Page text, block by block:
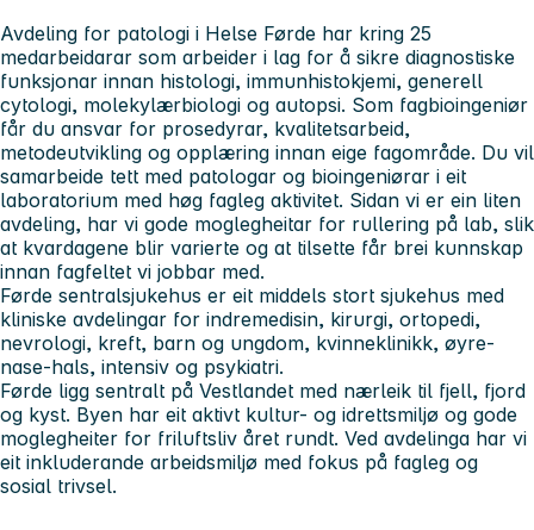
Avdeling for patologi i Helse Førde har kring 25
medarbeidarar som arbeider i lag for å sikre diagnostiske
funksjonar innan histologi, immunhistokjemi, generell
cytologi, molekylærbiologi og autopsi. Som fagbioingeniør
får du ansvar for prosedyrar, kvalitetsarbeid,
metodeutvikling og opplæring innan eige fagområde. Du vil
samarbeide tett med patologar og bioingeniørar i eit
laboratorium med høg fagleg aktivitet. Sidan vi er ein liten
avdeling, har vi gode moglegheitar for rullering på lab, slik
at kvardagene blir varierte og at tilsette får brei kunnskap
innan fagfeltet vi jobbar med.
Førde sentralsjukehus er eit middels stort sjukehus med
kliniske avdelingar for indremedisin, kirurgi, ortopedi,
nevrologi, kreft, barn og ungdom, kvinneklinikk, øyre-
nase-hals, intensiv og psykiatri.
Førde ligg sentralt på Vestlandet med nærleik til fjell, fjord
og kyst. Byen har eit aktivt kultur- og idrettsmiljø og gode
moglegheiter for friluftsliv året rundt. Ved avdelinga har vi
eit inkluderande arbeidsmiljø med fokus på fagleg og
sosial trivsel.